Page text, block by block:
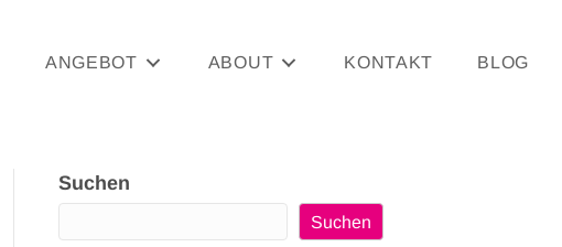
ANGEBOT ABOUT KONTAKT BLOG
Suchen
Suchen